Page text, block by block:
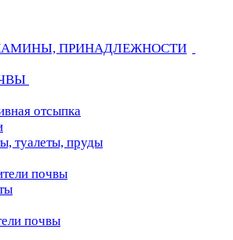
ПРИНАДЛЕЖНОСТИ
отсыпка
туалеты, пруды
почвы
почвы